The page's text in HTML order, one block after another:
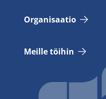
Or­ga­ni­saa­tio
Meil­le töi­hin